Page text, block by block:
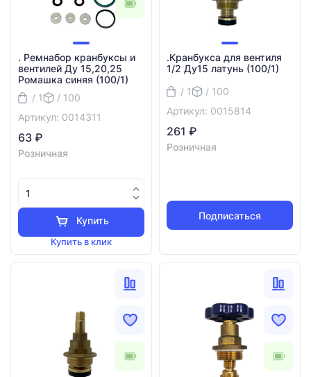
. Ремнабор кранбуксы и
вентилей Ду 15,20,25
Ромашка синяя (100/1)
/ 1
/ 100
Артикул: 0014311
63 ₽
Розничная
Купить
Купить в клик
.Кранбукса для вентиля
1/2 Ду15 латунь (100/1)
/ 1
/ 100
Артикул: 0015814
261 ₽
Розничная
Подписаться